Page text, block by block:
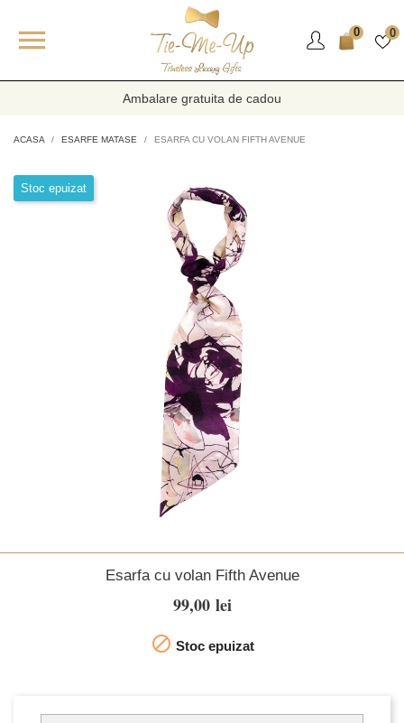
 0 0
Ambalare gratuita de cadou
ACASA ESARFE MATASE ESARFA CU VOLAN FIFTH AVENUE
Stoc epuizat
Esarfa cu volan Fifth Avenue
99,00 lei
 Stoc epuizat